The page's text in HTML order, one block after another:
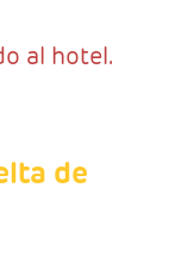
al hotel.
de